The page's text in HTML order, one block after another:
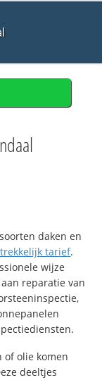
daken en
tarief.
wijze
reparatie van
of olie komen
deeltjes